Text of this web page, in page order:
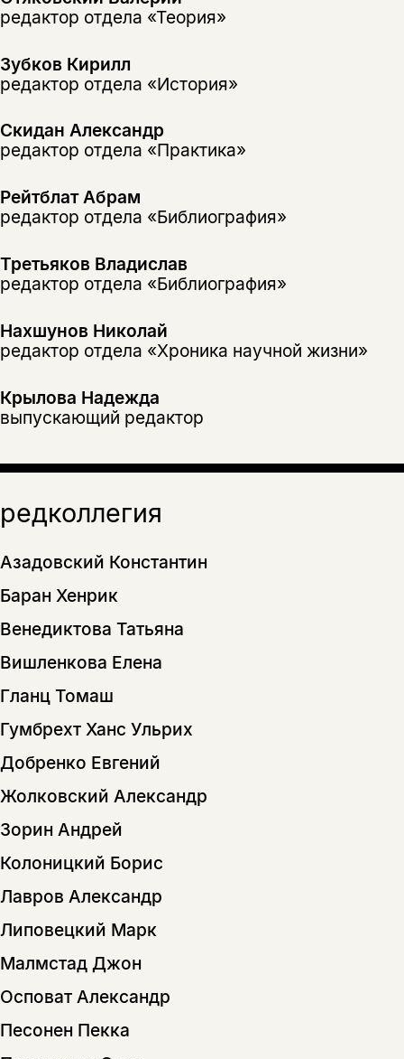
редактор отдела «Теория»
Зубков Кирилл
редактор отдела «История»
Скидан Александр
редактор отдела «Практика»
Рейтблат Абрам
редактор отдела «Библиография»
Третьяков Владислав
редактор отдела «Библиография»
Нахшунов Николай
редактор отдела «Хроника научной жизни»
Крылова Надежда
выпускающий редактор
редколлегия
Азадовский Константин
Баран Хенрик
Венедиктова Татьяна
Вишленкова Елена
Гланц Томаш
Гумбрехт Ханс Ульрих
Добренко Евгений
Жолковский Александр
Зорин Андрей
Колоницкий Борис
Лавров Александр
Липовецкий Марк
Малмстад Джон
Осповат Александр
Песонен Пекка
нет, вернуться назад